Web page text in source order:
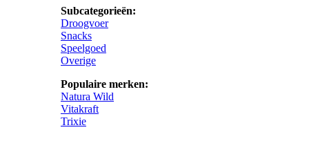
Subcategorieën:
Droogvoer
Snacks
Speelgoed
Overige
Populaire merken:
Natura Wild
Vitakraft
Trixie